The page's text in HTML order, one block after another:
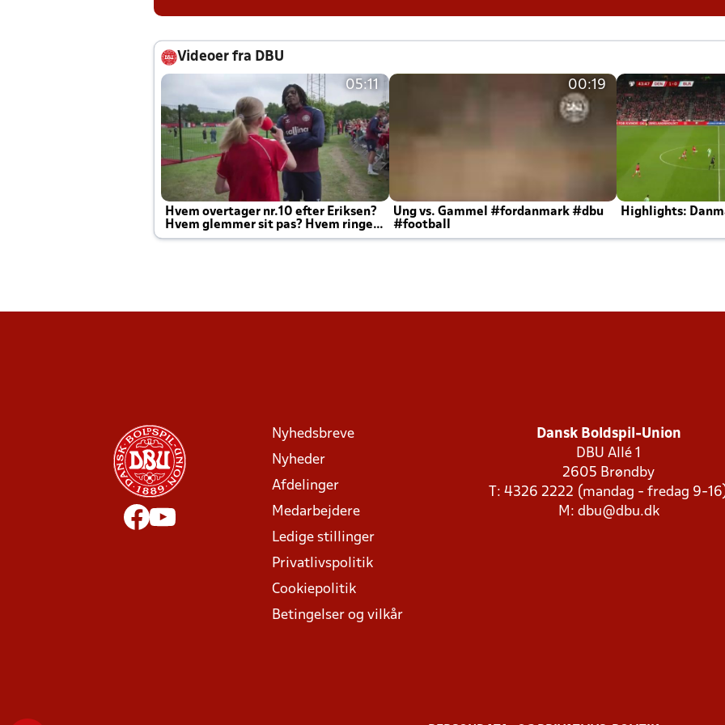
Videoer fra DBU
05:11
Hvem overtager nr.10 efter Eriksen?
Hvem glemmer sit pas? Hvem ringer
Joachim altid til efter kampe?
00:19
Ung vs. Gammel #fordanmark #dbu
#football
Highlights:
Nyhedsbreve
Nyheder
Afdelinger
Medarbejdere
Ledige stillinger
Privatlivspolitik
Cookiepolitik
Betingelser og vilkår
Dansk Boldspil-Union
DBU Allé 1
2605 Brøndby
T: 4326 2222 (mandag - fredag 9-
M: dbu@dbu.dk